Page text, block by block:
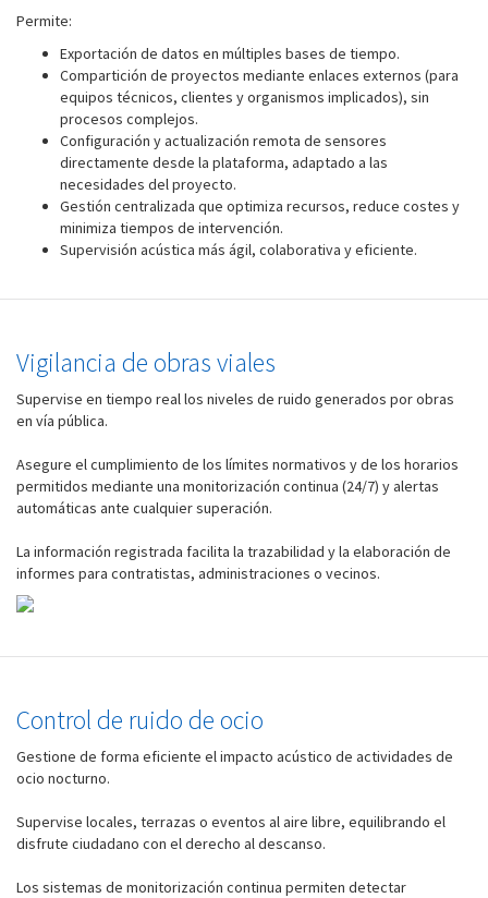
Permite:
Exportación de datos en múltiples bases de tiempo.
Compartición de proyectos mediante enlaces externos (para
equipos técnicos, clientes y organismos implicados), sin
procesos complejos.
Configuración y actualización remota de sensores
directamente desde la plataforma, adaptado a las
necesidades del proyecto.
Gestión centralizada que optimiza recursos, reduce costes y
minimiza tiempos de intervención.
Supervisión acústica más ágil, colaborativa y eficiente.
Vigilancia de obras viales
Supervise en tiempo real los niveles de ruido generados por obras
en vía pública.
Asegure el cumplimiento de los límites normativos y de los horarios
permitidos mediante una monitorización continua (24/7) y alertas
automáticas ante cualquier superación.
La información registrada facilita la trazabilidad y la elaboración de
informes para contratistas, administraciones o vecinos.
Control de ruido de ocio
Gestione de forma eficiente el impacto acústico de actividades de
ocio nocturno.
Supervise locales, terrazas o eventos al aire libre, equilibrando el
disfrute ciudadano con el derecho al descanso.
Los sistemas de monitorización continua permiten detectar